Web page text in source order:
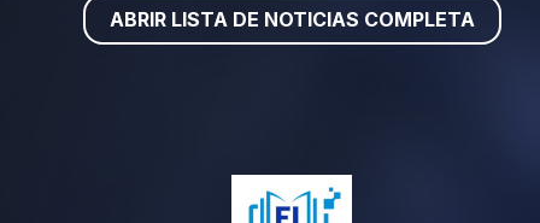
ABRIR LISTA DE NOTICIAS COMPLETA